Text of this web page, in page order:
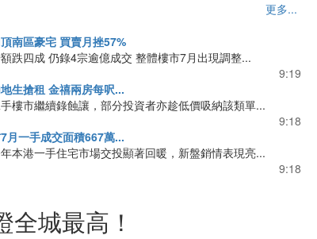
更多...
南區豪宅 買賣月挫57%
跌四成 仍錄4宗逾億成交 整體樓市7月出現調整...
9:19
生搶租 金禧兩房每呎...
樓市繼續錄蝕讓，部分投資者亦趁低價吸納該類單...
9:18
月一手成交面積667萬...
本港一手住宅市場交投顯著回暖，新盤銷情表現亮...
9:18
城最高！